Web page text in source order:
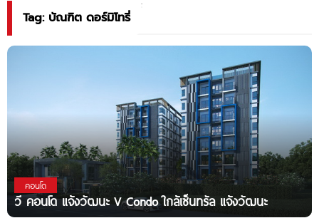
Tag: บัณฑิต ดอร์มิโทรี่
คอนโด
วี คอนโด แจ้งวัฒนะ V Condo ใกล้เซ็นทรัล แจ้งวัฒนะ